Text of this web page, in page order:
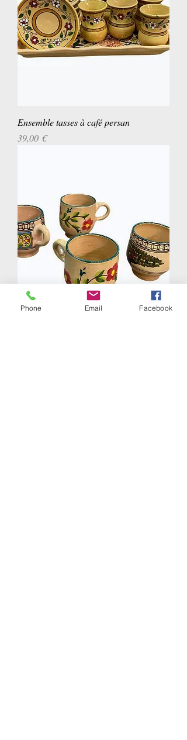
Ensemble tasses à café persan
Prix
39,00 €
Mug Golpar
Phone Email Facebook